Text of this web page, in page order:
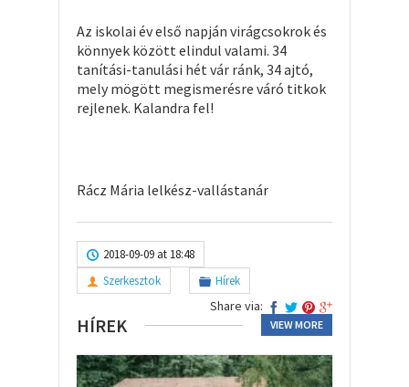
Az iskolai év első napján virágcsokrok és
könnyek között elindul valami. 34
tanítási-tanulási hét vár ránk, 34 ajtó,
mely mögött megismerésre váró titkok
rejlenek. Kalandra fel!
Rácz Mária lelkész-vallástanár
2018-09-09 at 18:48
Szerkesztok
Hírek
Share via:
HÍREK VIEW MORE